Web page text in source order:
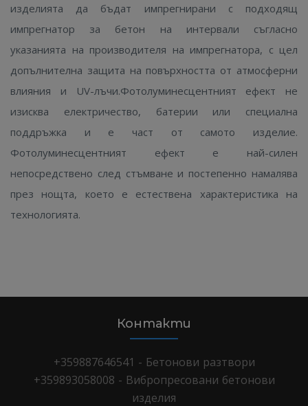
изделията да бъдат импрегнирани с подходящ
импрегнатор за бетон на интервали съгласно
указанията на производителя на импрегнатора, с цел
допълнителна защита на повърхността от атмосферни
влияния и UV-лъчи.Фотолуминесцентният ефект не
изисква електричество, батерии или специална
поддръжка и е част от самото изделие.
Фотолуминесцентният ефект е най-силен
непосредствено след стъмване и постепенно намалява
през нощта, което е естествена характеристика на
технологията.
Контакти
+359887646541 - Бетонови разтвори
+359893058008 - Вибропресовани бетонови
изделия